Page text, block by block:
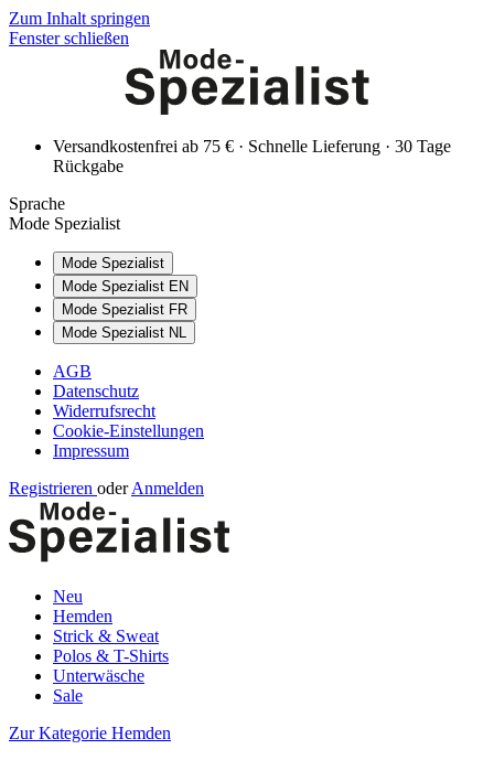
Zum Inhalt springen
Fenster schließen
Versandkostenfrei ab 75 € · Schnelle Lieferung · 30 Tage
Rückgabe
Sprache
Mode Spezialist
Mode Spezialist
Mode Spezialist EN
Mode Spezialist FR
Mode Spezialist NL
AGB
Datenschutz
Widerrufsrecht
Cookie-Einstellungen
Impressum
Registrieren oder Anmelden
Neu
Hemden
Strick & Sweat
Polos & T-Shirts
Unterwäsche
Sale
Zur Kategorie Hemden